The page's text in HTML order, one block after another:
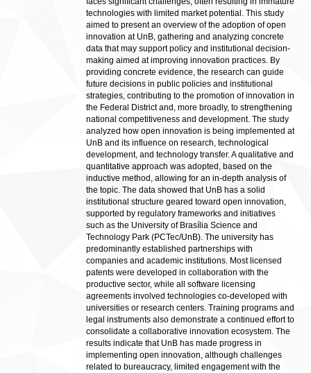
technologies with limited market potential. This study
aimed to present an overview of the adoption of open
innovation at UnB, gathering and analyzing concrete
data that may support policy and institutional decision-
making aimed at improving innovation practices. By
providing concrete evidence, the research can guide
future decisions in public policies and institutional
strategies, contributing to the promotion of innovation in
the Federal District and, more broadly, to strengthening
national competitiveness and development. The study
analyzed how open innovation is being implemented at
UnB and its influence on research, technological
development, and technology transfer. A qualitative and
quantitative approach was adopted, based on the
inductive method, allowing for an in-depth analysis of
the topic. The data showed that UnB has a solid
institutional structure geared toward open innovation,
supported by regulatory frameworks and initiatives
such as the University of Brasília Science and
Technology Park (PCTec/UnB). The university has
predominantly established partnerships with
companies and academic institutions. Most licensed
patents were developed in collaboration with the
productive sector, while all software licensing
agreements involved technologies co-developed with
universities or research centers. Training programs and
legal instruments also demonstrate a continued effort to
consolidate a collaborative innovation ecosystem. The
results indicate that UnB has made progress in
implementing open innovation, although challenges
related to bureaucracy, limited engagement with the